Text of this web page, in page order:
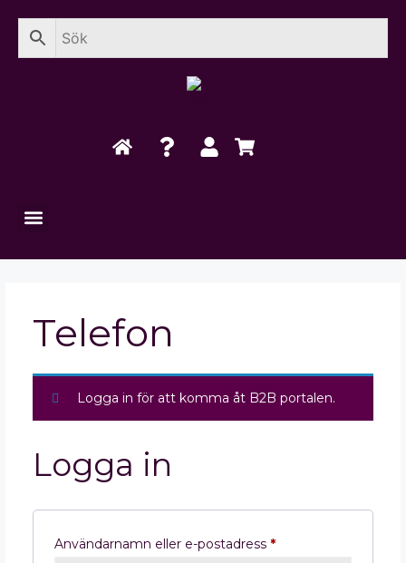
Telefon
Logga in för att komma åt B2B portalen.
Logga in
Användarnamn eller e-postadress *